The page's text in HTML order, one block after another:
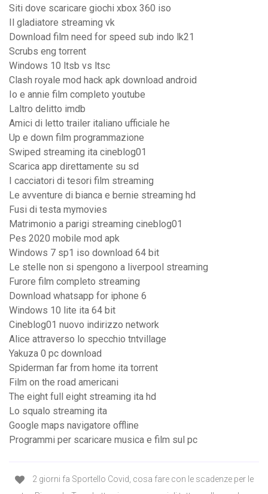
Siti dove scaricare giochi xbox 360 iso
Il gladiatore streaming vk
Download film need for speed sub indo lk21
Scrubs eng torrent
Windows 10 ltsb vs ltsc
Clash royale mod hack apk download android
Io e annie film completo youtube
Laltro delitto imdb
Amici di letto trailer italiano ufficiale he
Up e down film programmazione
Swiped streaming ita cineblog01
Scarica app direttamente su sd
I cacciatori di tesori film streaming
Le avventure di bianca e bernie streaming hd
Fusi di testa mymovies
Matrimonio a parigi streaming cineblog01
Pes 2020 mobile mod apk
Windows 7 sp1 iso download 64 bit
Le stelle non si spengono a liverpool streaming
Furore film completo streaming
Download whatsapp for iphone 6
Windows 10 lite ita 64 bit
Cineblog01 nuovo indirizzo network
Alice attraverso lo specchio tntvillage
Yakuza 0 pc download
Spiderman far from home ita torrent
Film on the road americani
The eight full eight streaming ita hd
Lo squalo streaming ita
Google maps navigatore offline
Programmi per scaricare musica e film sul pc
2 giorni fa Sportello Covid, cosa fare con le scadenze per le